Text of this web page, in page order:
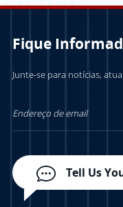
Fique
Junte-se para notícias,
Tell Us